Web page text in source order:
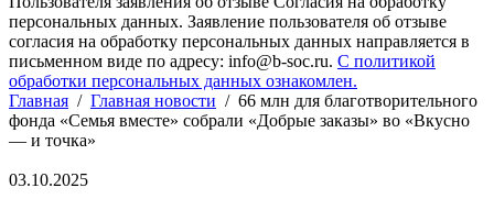
персональных данных. Заявление пользователя об отзыве
согласия на обработку персональных данных направляется в
письменном виде по адресу: info@b-soc.ru. С политикой
обработки персональных данных ознакомлен.
Главная / Главная новости / 66 млн для благотворительного
фонда «Семья вместе» собрали «Добрые заказы» во «Вкусно
— и точка»
03.10.2025